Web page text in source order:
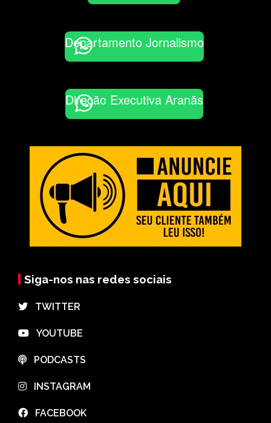
Departamento Jornalismo
Direção Executiva Aranãs
Siga-nos nas redes sociais
⠀TWITTER
⠀YOUTUBE
⠀PODCASTS
⠀INSTAGRAM
⠀FACEBOOK